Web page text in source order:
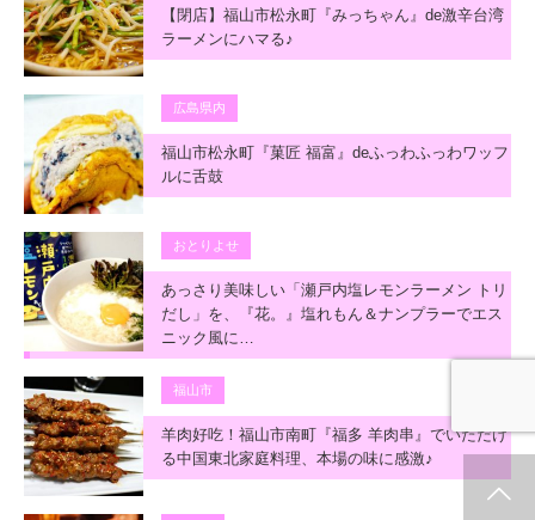
【閉店】福山市松永町『みっちゃん』de激辛台湾
ラーメンにハマる♪
広島県内
福山市松永町『菓匠 福富』deふっわふっわワッフ
ルに舌鼓
おとりよせ
あっさり美味しい「瀬戸内塩レモンラーメン トリ
だし」を、『花。』塩れもん＆ナンプラーでエス
ニック風に…
福山市
羊肉好吃！福山市南町『福多 羊肉串』でいただけ
る中国東北家庭料理、本場の味に感激♪
お問合せ